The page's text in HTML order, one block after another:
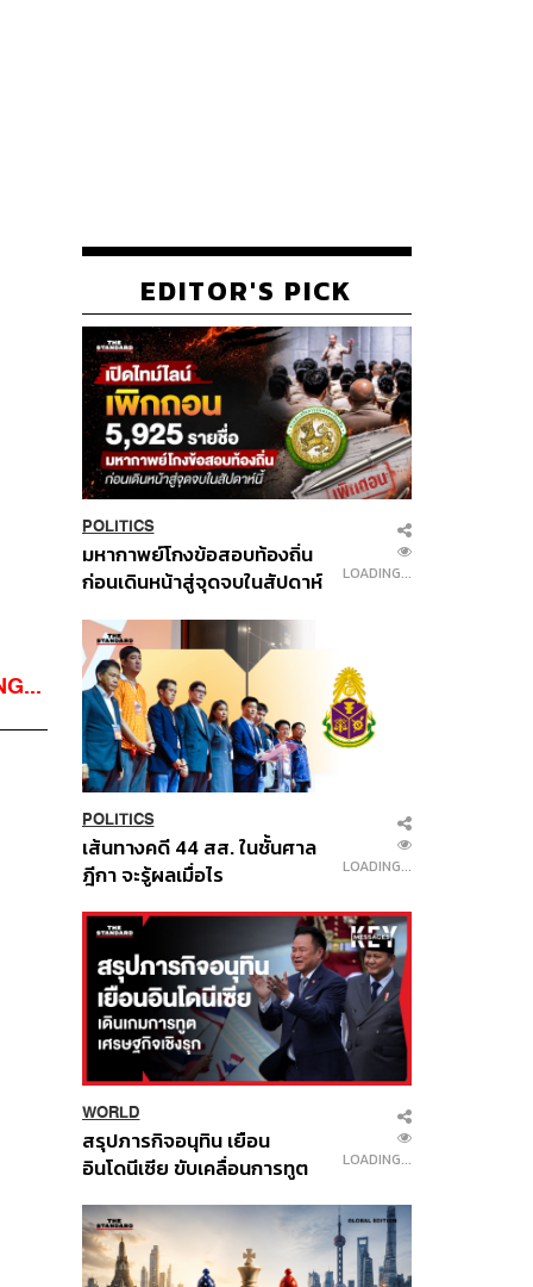
EDITOR'S PICK
POLITICS
มหากาพย์โกงข้อสอบท้องถิ่น
ก่อนเดินหน้าสู่จุดจบในสัปดาห์
LOADING...
POLITICS
เส้นทางคดี 44 สส. ในชั้นศาล
ฎีกา จะรู้ผลเมื่อไร
LOADING...
WORLD
สรุปภารกิจอนุทิน เยือน
อินโดนีเซีย ขับเคลื่อนการทูต
ส่วนยุทธศาสตร์ไทย –
อินโดนีเซีย
LOADING...